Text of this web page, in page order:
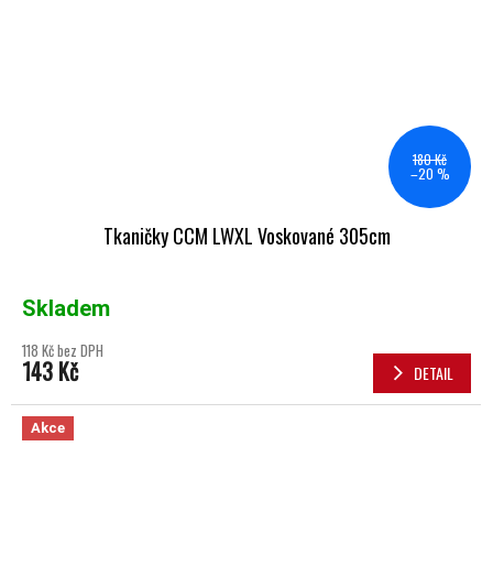
180 Kč
–20 %
Tkaničky CCM LWXL Voskované 305cm
Skladem
118 Kč bez DPH
143 Kč DETAIL
Akce